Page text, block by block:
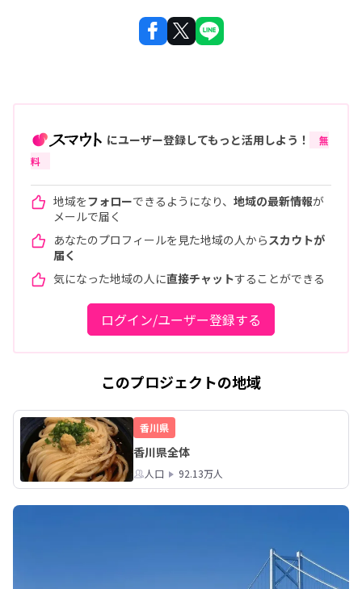
にユーザー登録してもっと活用しよう！
無
料
地域をフォローできるようになり、 地域の最新情報が
メールで届く
あなたのプロフィールを見た地域の人からスカウトが
届く
気になった地域の人に直接チャットすることができる
ログイン/ユーザー登録する
このプロジェクトの地域
香川県
香川県全体
人口 92.13万人